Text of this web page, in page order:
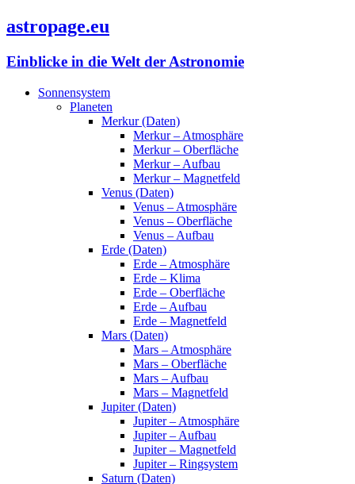
astropage.eu
Einblicke in die Welt der Astronomie
Sonnensystem
Planeten
Merkur (Daten)
Merkur – Atmosphäre
Merkur – Oberfläche
Merkur – Aufbau
Merkur – Magnetfeld
Venus (Daten)
Venus – Atmosphäre
Venus – Oberfläche
Venus – Aufbau
Erde (Daten)
Erde – Atmosphäre
Erde – Klima
Erde – Oberfläche
Erde – Aufbau
Erde – Magnetfeld
Mars (Daten)
Mars – Atmosphäre
Mars – Oberfläche
Mars – Aufbau
Mars – Magnetfeld
Jupiter (Daten)
Jupiter – Atmosphäre
Jupiter – Aufbau
Jupiter – Magnetfeld
Jupiter – Ringsystem
Saturn (Daten)